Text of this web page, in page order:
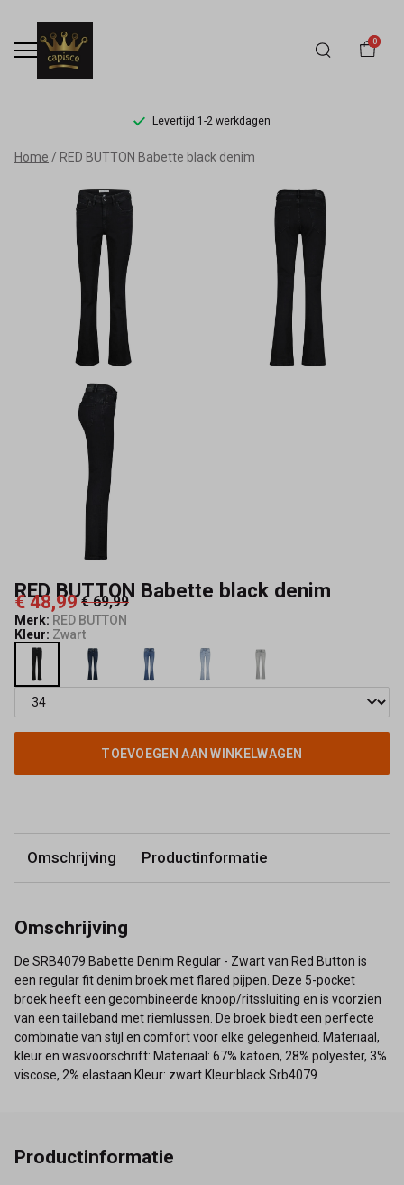
0
Levertijd 1-2 werkdagen
RED
BUTTON
Babette
black
denim
Capisce
Mode
Home RED BUTTON Babette black denim
RED BUTTON Babette black denim
€ 48,99 € 69,99
Merk: RED BUTTON
Kleur: Zwart
TOEVOEGEN AAN WINKELWAGEN
Omschrijving Productinformatie
Omschrijving
De SRB4079 Babette Denim Regular - Zwart van Red Button is
een regular fit denim broek met flared pijpen. Deze 5-pocket
broek heeft een gecombineerde knoop/ritssluiting en is voorzien
van een tailleband met riemlussen. De broek biedt een perfecte
combinatie van stijl en comfort voor elke gelegenheid. Materiaal,
kleur en wasvoorschrift: Materiaal: 67% katoen, 28% polyester, 3%
viscose, 2% elastaan Kleur: zwart Kleur:black Srb4079
Productinformatie